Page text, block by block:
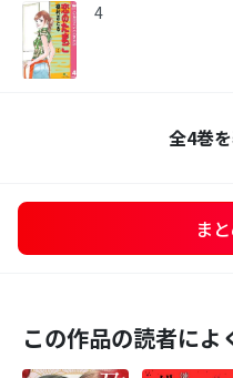
4
全4巻
ま
この作品の読者に